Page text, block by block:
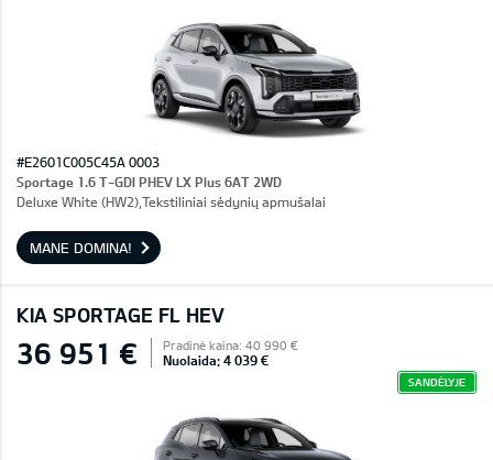
#E2601C005C45A 0003
Sportage 1.6 T-GDI PHEV LX Plus 6AT 2WD
Deluxe White (HW2),Tekstiliniai sėdynių apmušalai
MANE DOMINA!
KIA SPORTAGE FL HEV
36 951 € Pradinė kaina: 40 990 €
Nuolaida: 4 039 €
SANDĖLYJE